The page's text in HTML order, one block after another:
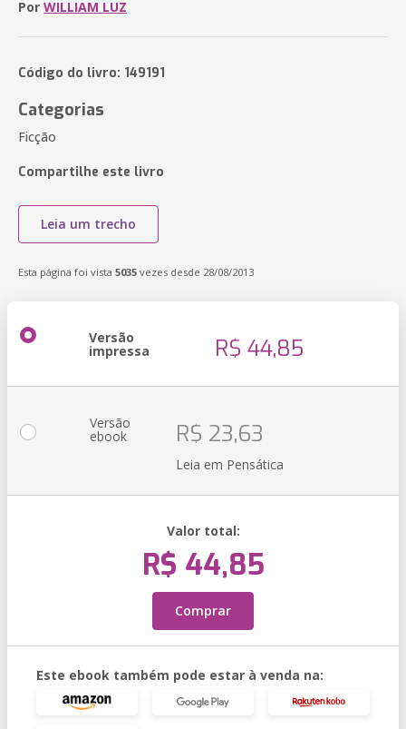
Por WILLIAM LUZ
Código do livro: 149191
Categorias
Ficção
Compartilhe este livro
Leia um trecho
Esta página foi vista 5035 vezes desde 28/08/2013
Versão
impressa R$ 44,85
Versão
ebook R$ 23,63
Leia em Pensática
Valor total:
R$ 44,85
Comprar
Este ebook também pode estar à venda na: